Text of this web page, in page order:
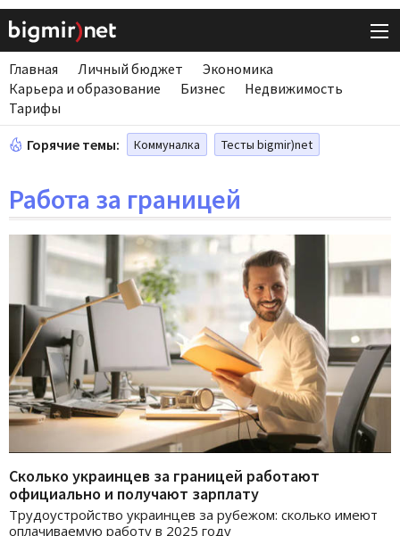
Главная Личный бюджет
Экономика
Карьера и образование
Бизнес
Недвижимость
Тарифы
Горячие темы: Коммуналка Тесты bigmir)net
Работа за границей
Сколько украинцев за границей работают
официально и получают зарплату
Трудоустройство украинцев за рубежом: сколько имеют
оплачиваемую работу в 2025 году